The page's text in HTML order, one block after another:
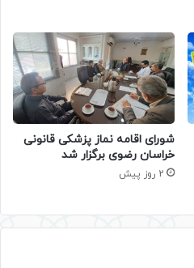
شورای اقامه نماز پزشکی قانونی
خراسان رضوی برگزار شد
2 روز پیش